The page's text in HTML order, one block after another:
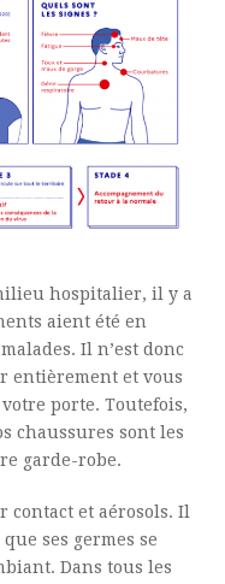
hospitalier, il y a
aient été en
Il n’est donc
entièrement et vous
porte. Toutefois,
chaussures sont les
garde-robe.
contact et aérosols. Il
ses germes se
Dans tous les